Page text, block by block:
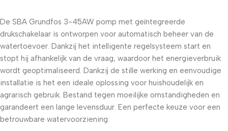
De SBA Grundfos 3-45AW pomp met geïntegreerde
drukschakelaar is ontworpen voor automatisch beheer van de
watertoevoer. Dankzij het intelligente regelsysteem start en
stopt hij afhankelijk van de vraag, waardoor het energieverbruik
wordt geoptimaliseerd. Dankzij de stille werking en eenvoudige
installatie is het een ideale oplossing voor huishoudelijk en
agrarisch gebruik. Bestand tegen moeilijke omstandigheden en
garandeert een lange levensduur. Een perfecte keuze voor een
betrouwbare watervoorziening.